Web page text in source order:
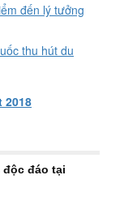
đến lý tưởng
thu hút du
2018
độc đáo tại